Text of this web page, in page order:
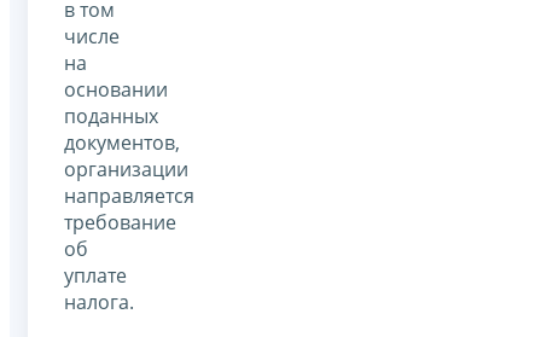
в том
числе
на
основании
поданных
документов,
организации
направляется
требование
об
уплате
налога.